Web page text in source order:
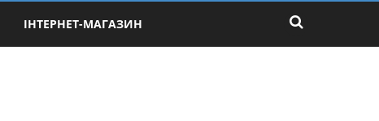
ІНТЕРНЕТ-МАГАЗИН